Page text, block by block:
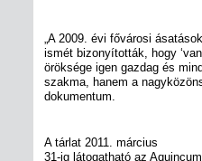
„A 2009. évi fővárosi ásatások
ismét bizonyították, hogy
öröksége igen gazdag és
szakma, hanem a
dokumentum.
A tárlat 2011. március
31-ig látogatható az